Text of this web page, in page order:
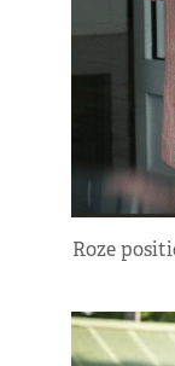
Roze